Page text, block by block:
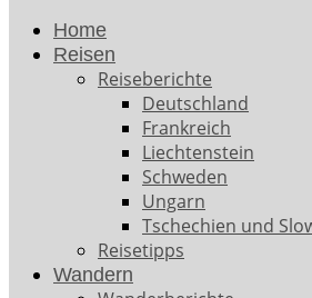
Home
Reisen
Reiseberichte
Deutschland
Frankreich
Liechtenstein
Schweden
Ungarn
Tschechien und
Reisetipps
Wandern